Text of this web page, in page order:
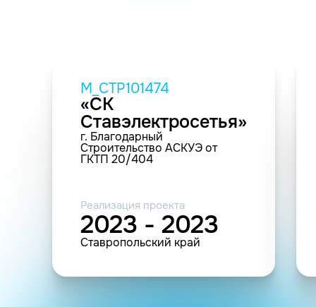
M_СТР101474
«СК
Ставэлектросетья»
г. Благодарный
Строительство АСКУЭ от
ГКТП 20/404
Реализация проекта
2023 - 2023
Ставропольский край